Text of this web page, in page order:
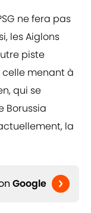
ne fera pas
les Aiglons
piste
celle menant à
qui se
Borussia
la
Google